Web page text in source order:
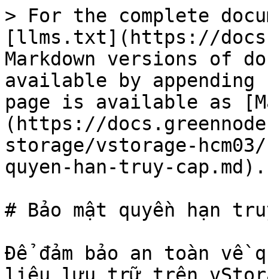
> For the complete
[llms.txt](https://
Markdown versions of
available by
page is available as
(https://
storage/vstorage-
quyen-han-truy-cap.md).
# Bảo mật quyền hạn
Để đảm bảo an toàn về